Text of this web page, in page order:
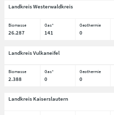
Landkreis Westerwaldkreis
Biomasse Gas* Geothermie
26.287 141 0
Landkreis Vulkaneifel
Biomasse Gas* Geothermie
2.388 0 0
Landkreis Kaiserslautern